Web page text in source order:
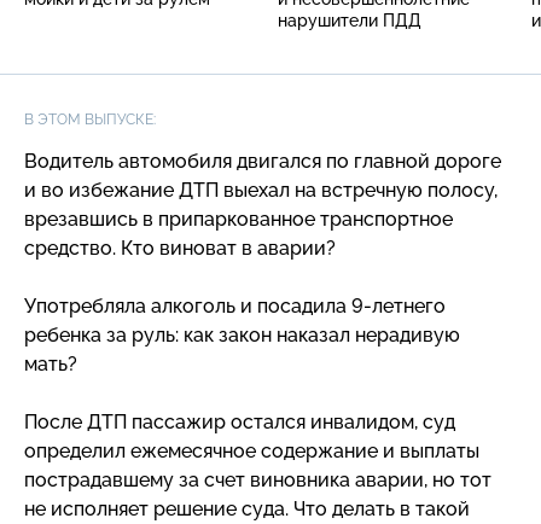
нарушители ПДД
В ЭТОМ ВЫПУСКЕ:
Водитель автомобиля двигался по главной дороге
и во избежание ДТП выехал на встречную полосу,
врезавшись в припаркованное транспортное
средство. Кто виноват в аварии?
Употребляла алкоголь и посадила 9-летнего
ребенка за руль: как закон наказал нерадивую
мать?
После ДТП пассажир остался инвалидом, суд
определил ежемесячное содержание и выплаты
пострадавшему за счет виновника аварии, но тот
не исполняет решение суда. Что делать в такой